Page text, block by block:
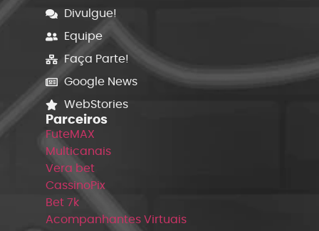
Divulgue!
Equipe
Faça Parte!
Google News
WebStories
Parceiros
FuteMAX
Multicanais
Vera bet
CassinoPix
Bet 7k
Acompanhantes Virtuais